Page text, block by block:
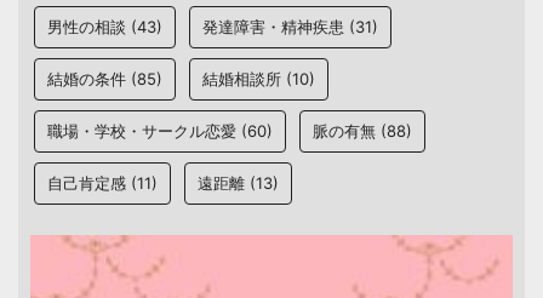
男性の相談 (43) 発達障害・精神疾患 (31)
結婚の条件 (85) 結婚相談所 (10)
職場・学校・サークル恋愛 (60) 脈の有無 (88)
自己肯定感 (11) 遠距離 (13)